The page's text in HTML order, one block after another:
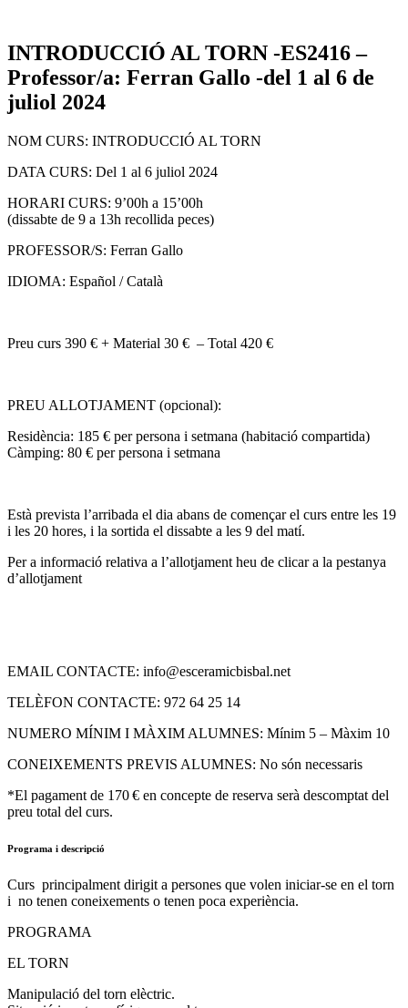
INTRODUCCIÓ AL TORN -ES2416 –
Professor/a: Ferran Gallo -del 1 al 6 de
juliol 2024
NOM CURS: INTRODUCCIÓ AL TORN
DATA CURS: Del 1 al 6 juliol 2024
HORARI CURS: 9’00h a 15’00h
(dissabte de 9 a 13h recollida peces)
PROFESSOR/S: Ferran Gallo
IDIOMA: Español / Català
Preu curs 390 € + Material 30 € – Total 420 €
PREU ALLOTJAMENT (opcional):
Residència: 185 € per persona i setmana (habitació compartida)
Càmping: 80 € per persona i setmana
Està prevista l’arribada el dia abans de començar el curs entre les 19
i les 20 hores, i la sortida el dissabte a les 9 del matí.
Per a informació relativa a l’allotjament heu de clicar a la pestanya
d’allotjament
EMAIL CONTACTE: info@esceramicbisbal.net
TELÈFON CONTACTE: 972 64 25 14
NUMERO MÍNIM I MÀXIM ALUMNES: Mínim 5 – Màxim 10
CONEIXEMENTS PREVIS ALUMNES: No són necessaris
*El pagament de 170 € en concepte de reserva serà descomptat del
preu total del curs.
Programa i descripció
Curs principalment dirigit a persones que volen iniciar-se en el torn
i no tenen coneixements o tenen poca experiència.
PROGRAMA
EL TORN
Manipulació del torn elèctric.